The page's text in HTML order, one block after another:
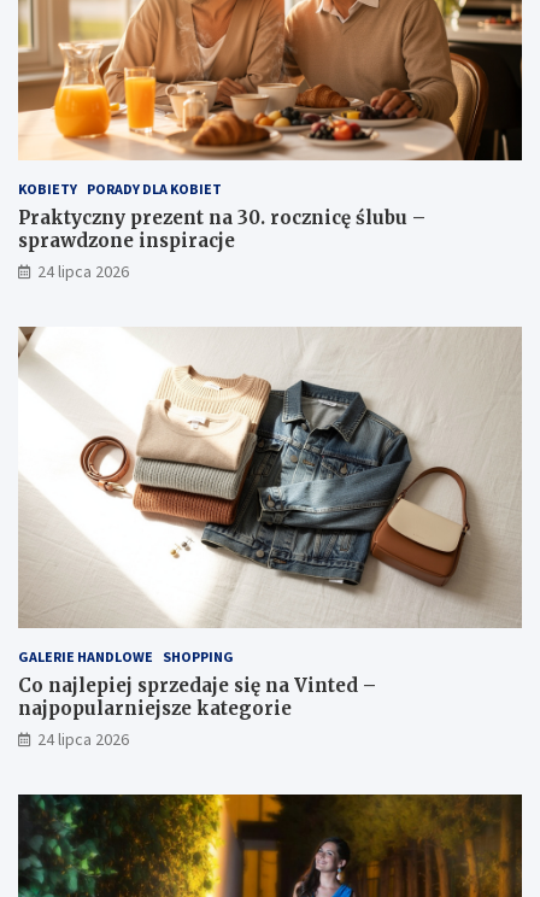
KOBIETY PORADY DLA KOBIET
Praktyczny prezent na 30. rocznicę ślubu –
sprawdzone inspiracje
24 lipca 2026
GALERIE HANDLOWE SHOPPING
Co najlepiej sprzedaje się na Vinted –
najpopularniejsze kategorie
24 lipca 2026